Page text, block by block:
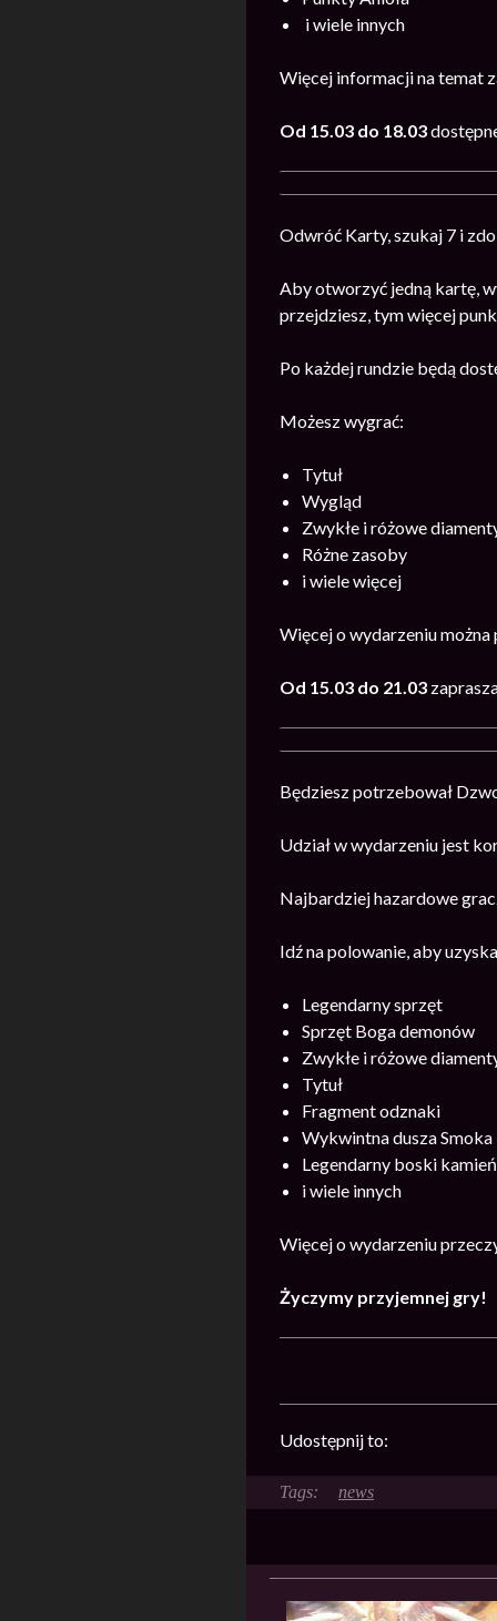
i wiele innych
Więcej informacji na temat
Od 15.03 do 18.03
Odwróć Karty, szukaj 7 i
Aby otworzyć jedną kartę,
przejdziesz, tym więcej
Po każdej rundzie będą
Możesz wygrać:
Tytuł
Wygląd
Zwykłe i różowe
Różne zasoby
i wiele więcej
Więcej o wydarzeniu
Od 15.03 do 21.03
Będziesz potrzebował
Udział w wydarzeniu jest
Najbardziej hazardowe
Idź na polowanie, aby
Legendarny sprzęt
Sprzęt Boga demonów
Zwykłe i różowe
Tytuł
Fragment odznaki
Wykwintna dusza Smoka
Legendarny boski kamień
i wiele innych
Więcej o wydarzeniu
Życzymy przyjemnej gry!
Udostępnij to:
news